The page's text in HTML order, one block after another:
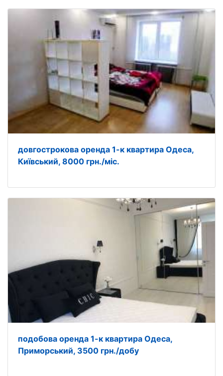
довгострокова оренда 1-к квартира Одеса,
Київський, 8000 грн./міс.
подобова оренда 1-к квартира Одеса,
Приморський, 3500 грн./добу